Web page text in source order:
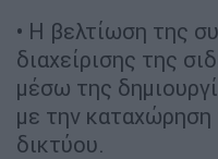
• Η βελτίωση της
διαχείρισης της
μέσω της
με την
δικτύου.